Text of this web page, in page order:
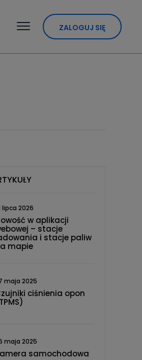
ZALOGUJ SIĘ
lipca 2026
w aplikacji
– stacje
i stacje paliw
mapie
maja 2025
ciśnienia opon
maja 2025
samochodowa